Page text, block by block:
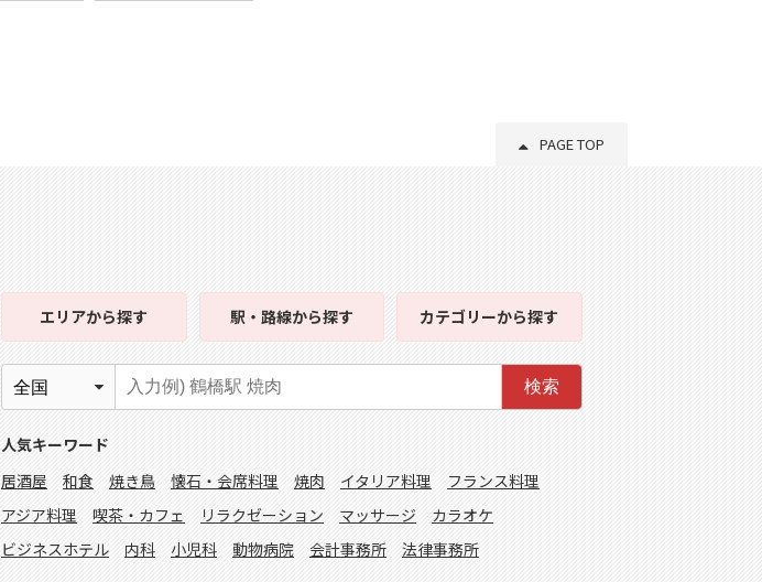
PAGE TOP
エリアから探す 駅・路線から探す カテゴリーから探す
検索
人気キーワード
居酒屋
和食 焼き鳥 懐石・会席料理 焼肉 イタリア料理
フランス料理
アジア料理
喫茶・カフェ リラクゼーション マッサージ
カラオケ
ビジネスホテル
内科 小児科 動物病院 会計事務所 法律事務所